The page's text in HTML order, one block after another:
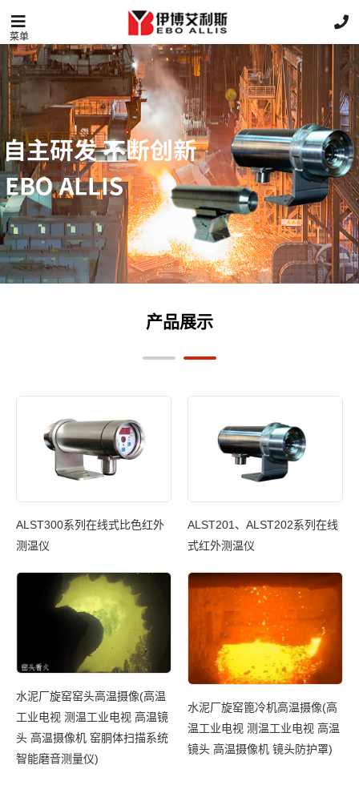
菜单
产品展示
ALST300系列在线式比色红外
测温仪
ALST201、ALST202系列在线
式红外测温仪
水泥厂旋窑窑头高温摄像(高温
工业电视 测温工业电视 高温镜
头 高温摄像机 窑胴体扫描系统
智能磨音测量仪)
水泥厂旋窑篦冷机高温摄像(高
温工业电视 测温工业电视 高温
镜头 高温摄像机 镜头防护罩)